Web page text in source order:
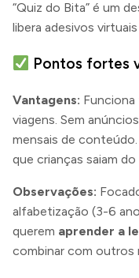
“Quiz do Bita” é um
libera adesivos
Pontos fortes
Vantagens:
viagens. Sem
mensais de
que crianças saiam
Observações:
alfabetização (3-6
querem aprender a
combinar com outros